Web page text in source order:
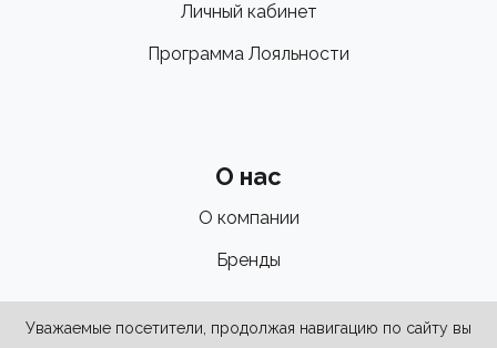
Личный кабинет
Программа Лояльности
О нас
О компании
Бренды
Уважаемые посетители, продолжая навигацию по сайту вы